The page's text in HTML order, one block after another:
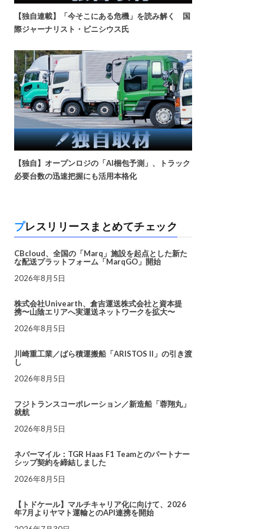
【独自連載】「今そこにある危機」を読み解く 国
際ジャーナリスト・ビニシウス氏
【独自】オープンロジの「AI梱包予測」、トラック
必要台数の迅速把握にも活用本格化
プレスリリースまとめてチェック
CBcloud、全国の「Marq」施設を起点とした新た
な配送プラットフォーム「MarqGO」開始
2026年8月5日
株式会社Univearth、倉吉運送株式会社と資本提
携〜山陰エリアへ実運送ネットワークを拡大〜
2026年8月5日
川崎重工業／ばら積運搬船「ARISTOS II」の引き渡
し
2026年8月5日
フジトランスコーポレーション／新造船「蓉翔丸」
就航
2026年8月5日
ネバーマイル：TGR Haas F1 Teamとのパートナー
シップ契約を締結しました
2026年8月5日
【トドケール】マルチキャリア化に向けて、2026
年7月よりヤマト運輸とのAPI連携を開始